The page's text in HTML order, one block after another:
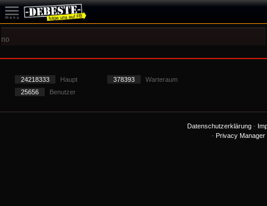
no
24218333 Haupt 378393
Warteraum
25656
Benutzer
Datenschutzerklärung-
- Privacy Manager